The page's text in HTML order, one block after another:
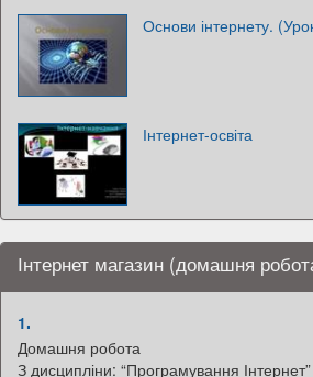
Основи інтернету.
Інтернет-освіта
Інтернет магазин (домашня
1.
Домашня робота
З дисципліни: “Програмування Інтернет”